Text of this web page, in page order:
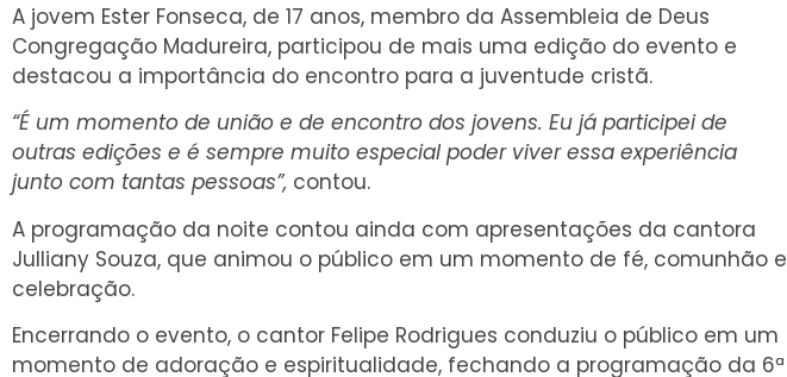
A jovem Ester Fonseca, de 17 anos, membro da Assembleia de Deus
Congregação Madureira, participou de mais uma edição do evento e
destacou a importância do encontro para a juventude cristã.
“É um momento de união e de encontro dos jovens. Eu já participei de
outras edições e é sempre muito especial poder viver essa experiência
junto com tantas pessoas”, contou.
A programação da noite contou ainda com apresentações da cantora
Julliany Souza, que animou o público em um momento de fé, comunhão e
celebração.
Encerrando o evento, o cantor Felipe Rodrigues conduziu o público em um
momento de adoração e espiritualidade, fechando a programação da 6ª